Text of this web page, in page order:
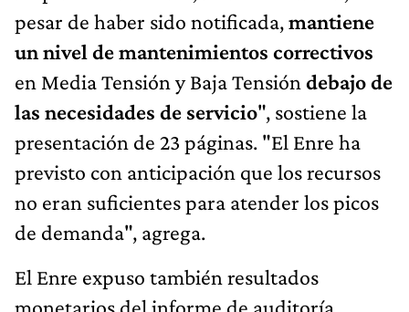
pesar de haber sido notificada,mantiene
un nivel de mantenimientos correctivos
en Media Tensión y Baja Tensión debajo de
las necesidades de servicio", sostiene la
presentación de 23 páginas. "El Enre ha
previsto con anticipación que los recursos
no eran suficientes para atender los picos
de demanda", agrega.
El Enre expuso también resultados
monetarios del informe de auditoría